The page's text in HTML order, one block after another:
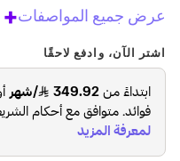
عرض جميع المواصفات+
اشتر الآن، وادفع لاحقًا